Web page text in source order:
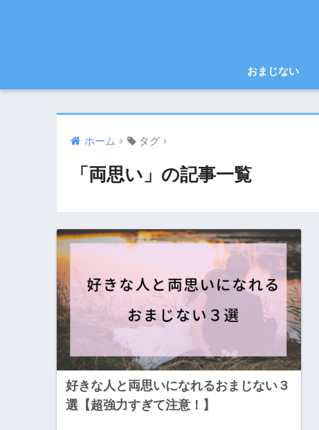
おまじない
ホーム タグ
「両思い」の記事一覧
好きな人と両思いになれるおまじない３
選【超強力すぎて注意！】